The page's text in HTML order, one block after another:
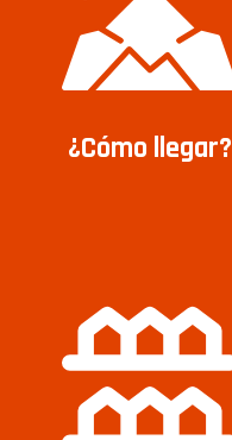
¿Cómo llegar?